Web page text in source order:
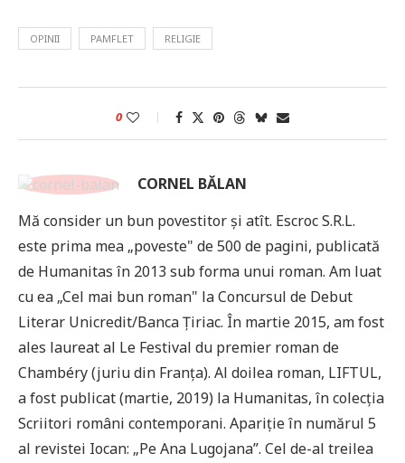
OPINII PAMFLET RELIGIE
0
CORNEL BĂLAN
Mă consider un bun povestitor şi atît. Escroc S.R.L.
este prima mea „poveste" de 500 de pagini, publicată
de Humanitas în 2013 sub forma unui roman. Am luat
cu ea „Cel mai bun roman" la Concursul de Debut
Literar Unicredit/Banca Ţiriac. În martie 2015, am fost
ales laureat al Le Festival du premier roman de
Chambéry (juriu din Franţa). Al doilea roman, LIFTUL,
a fost publicat (martie, 2019) la Humanitas, în colecția
Scriitori români contemporani. Apariție în numărul 5
al revistei Iocan: „Pe Ana Lugojana”. Cel de-al treilea